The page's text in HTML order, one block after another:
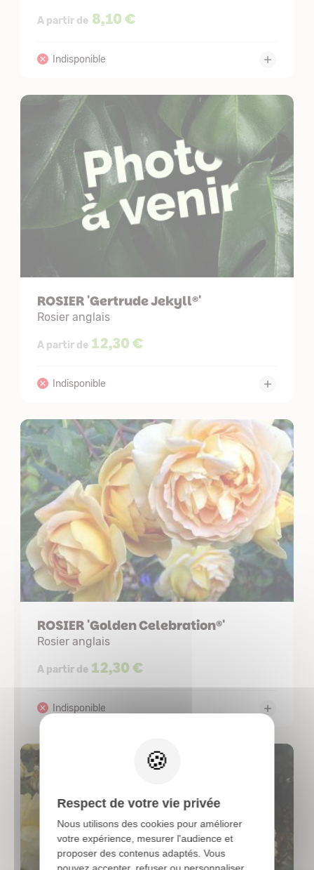
A partir de 8,10 €
ROSIER 'Gertrude Jekyll®'
Rosier anglais
A partir de 12,30 €
ROSIER 'Golden Celebration®'
Rosier anglais
A partir de 12,30 €
Respect de votre vie privée
Nous utilisons des cookies pour améliorer
votre expérience, mesurer l'audience et
proposer des contenus adaptés. Vous